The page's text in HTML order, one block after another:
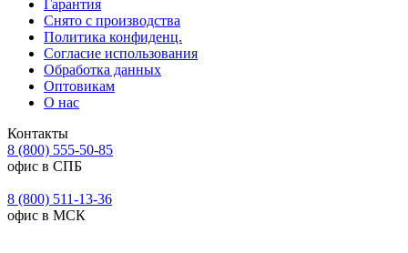
Гарантия
Снято с производства
Политика конфиденц.
Согласие использования
Обработка данных
Оптовикам
О нас
Контакты
8 (800) 555-50-85
офис в СПБ
8 (800) 511-13-36
офис в МСК